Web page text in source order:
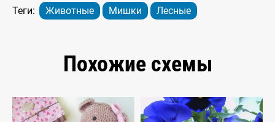
Теги: Животные Мишки Лесные
Похожие схемы